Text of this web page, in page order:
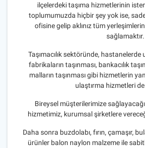
ilçelerdeki taşıma hizmetlerinin
toplumumuzda hiçbir şey yok ise,
ofisine gelip aklınız tüm
sağlamaktır.
Taşımacılık sektöründe, hastanelerde
fabrikaların taşınması, bankacılık
malların taşınması gibi hizmetlerin
ulaştırma hizmetleri
Bireysel müşterilerimize
hizmetimiz, kurumsal şirketlere
Daha sonra buzdolabı, fırın, çamaşır,
ürünler balon naylon malzeme ile